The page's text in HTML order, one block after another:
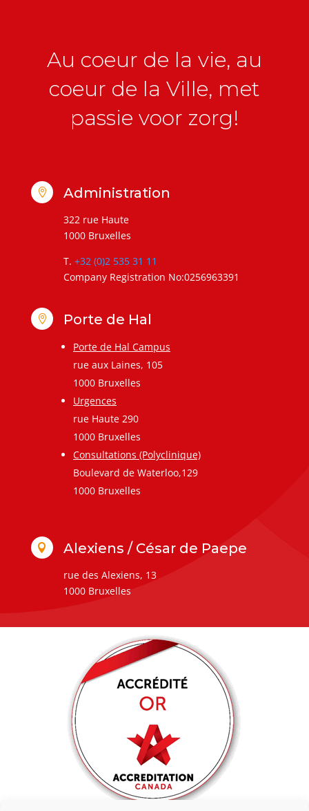
Au coeur de la vie, au
coeur de la Ville, met
passie voor zorg!
 Administration
322 rue Haute
1000 Bruxelles
T. +32 (0)2 535 31 11
Company Registration No:0256963391
 Porte de Hal
Porte de Hal Campus
rue aux Laines, 105
1000 Bruxelles
Urgences
rue Haute 290
1000 Bruxelles
Consultations (Polyclinique)
Boulevard de Waterloo,129
1000 Bruxelles
 Alexiens / César de Paepe
rue des Alexiens, 13
1000 Bruxelles